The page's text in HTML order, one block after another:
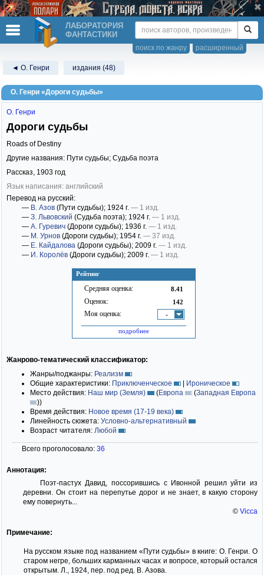
ЛАБОРАТОРИЯ
ФАНТАСТИКИ
расширенный
поиск по жанру
◄ О. Генри издания (48)
О. Генри «Дороги судьбы»
Рейтинг
Средняя оценка: 8.41
Оценок: 142
Моя оценка: -
подробнее
О. Генри
Дороги судьбы
Roads of Destiny
Другие названия: Пути судьбы; Судьба поэта
Рассказ, 1903 год
Язык написания: английский
Перевод на русский:
— В. Азов (Пути судьбы); 1924 г. — 1 изд.
— З. Львовский (Судьба поэта); 1924 г. — 1 изд.
— А. Гуревич (Дороги судьбы); 1936 г. — 1 изд.
— М. Урнов (Дороги судьбы); 1954 г. — 37 изд.
— Е. Кайдалова (Дороги судьбы); 2009 г. — 1 изд.
— И. Королёв (Дороги судьбы); 2009 г. — 1 изд.
Жанрово-тематический классификатор:
Жанры/поджанры: Реализм
Общие характеристики: Приключенческое | Ироническое
Место действия: Наш мир (Земля) (Европа (Западная Европа
))
Время действия: Новое время (17-19 века)
Линейность сюжета: Условно-альтернативный
Возраст читателя: Любой
Всего проголосовало: 36
Аннотация:
Поэт-пастух Давид, поссорившись с Ивонной решил уйти из
деревни. Он стоит на перепутье дорог и не знает, в какую сторону
ему повернуть...
© Vicca
Примечание:
На русском языке под названием «Пути судьбы» в книге: О. Генри. О
старом негре, больших карманных часах и вопросе, который остался
открытым. Л., 1924, пер. под ред. В. Азова.